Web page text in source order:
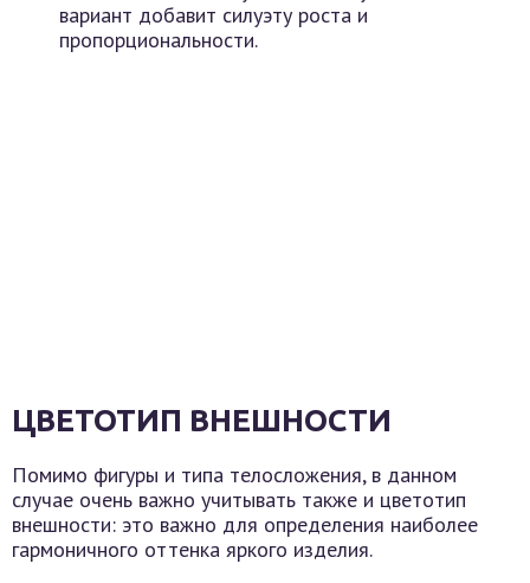
вариант добавит силуэту роста и
пропорциональности.
ЦВЕТОТИП ВНЕШНОСТИ
Помимо фигуры и типа телосложения, в данном
случае очень важно учитывать также и цветотип
внешности: это важно для определения наиболее
гармоничного оттенка яркого изделия.